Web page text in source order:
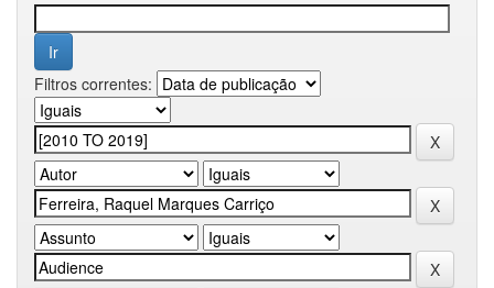
Filtros correntes: